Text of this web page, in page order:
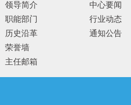
领导简介
职能部门
历史沿革
荣誉墙
主任邮箱
中心要闻
行业动态
通知公告